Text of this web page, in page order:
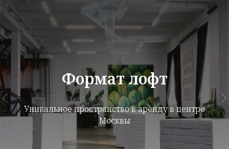
Формат лофт
Уникальное пространство в аренду в центре
Москвы